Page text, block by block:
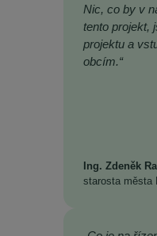
Nic, co by v
tento projekt,
projektu a
obcím.“
Ing. Zdeněk
starosta města